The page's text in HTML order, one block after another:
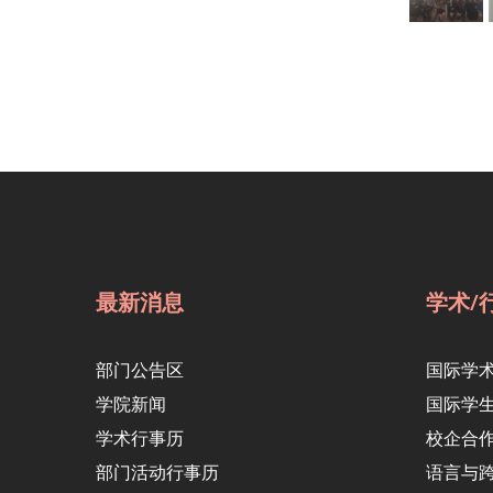
最新消息
部门公告区
学院新闻
学术行事历
部门活动行事历
学术/
国际学
国际学
校企合
语言与